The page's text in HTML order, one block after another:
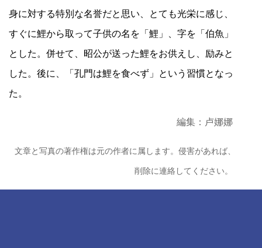
身に対する特別な名誉だと思い、とても光栄に感じ、
すぐに鯉から取って子供の名を「鯉」、字を「伯魚」
とした。併せて、昭公が送った鯉をお供えし、励みと
した。後に、「孔門は鯉を食べず」という習慣となっ
た。
編集：卢娜娜
文章と写真の著作権は元の作者に属します。侵害があれば、
削除に連絡してください。